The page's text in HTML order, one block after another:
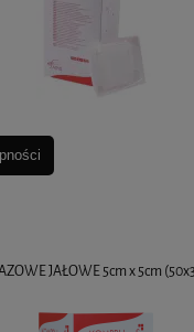
JAŁOWE 5cm x 5cm